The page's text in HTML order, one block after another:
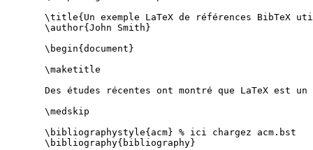
\title{Un exemple LaTeX de références
\author{John Smith}
\begin{ document }
\maketitle
Des études récentes ont montré que LaTeX est
\medskip
\bibliographystyle{acm} % ici chargez acm.bst
\bibliography{bibliography}